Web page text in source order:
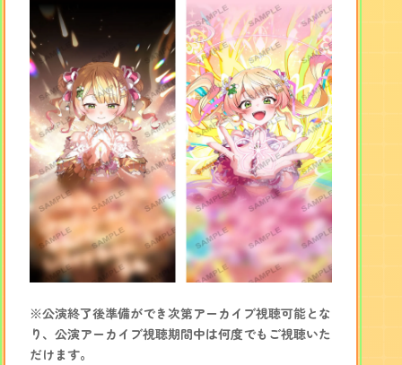
※公演終了後準備ができ次第アーカイブ視聴可能とな
り、公演アーカイブ視聴期間中は何度でもご視聴いた
だけます。